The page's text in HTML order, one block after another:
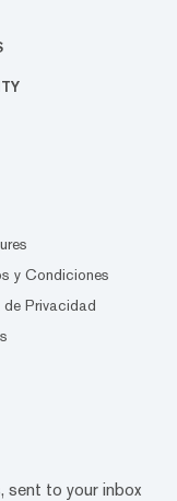
y Condiciones
Privacidad
sent to your inbox